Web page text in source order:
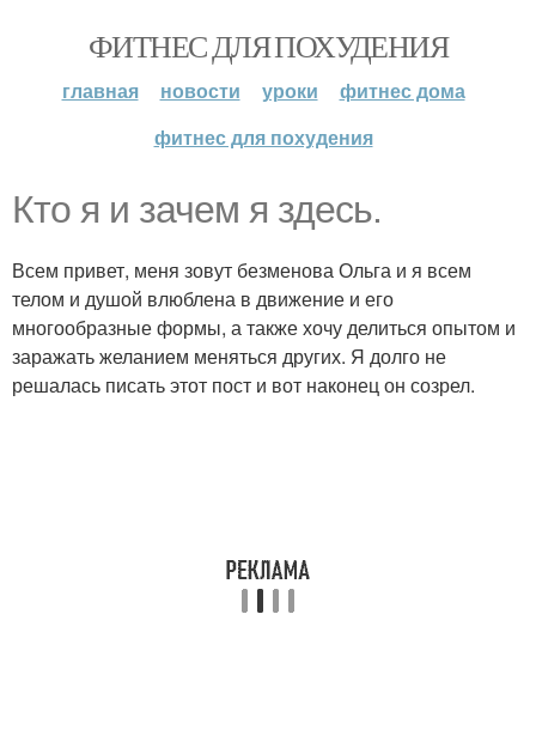
ФИТНЕС ДЛЯ ПОХУДЕНИЯ
главная новости уроки
фитнес дома
фитнес для похудения
Кто я и зачем я здесь.
Всем привет, меня зовут безменова Ольга и я всем
телом и душой влюблена в движение и его
многообразные формы, а также хочу делиться опытом и
заражать желанием меняться других. Я долго не
решалась писать этот пост и вот наконец он созрел.